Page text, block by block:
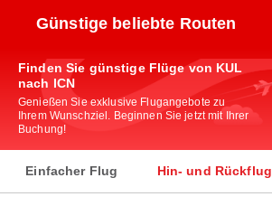
Günstige beliebte Routen
Finden Sie günstige Flüge von KUL
nach ICN
Genießen Sie exklusive Flugangebote zu
Ihrem Wunschziel. Beginnen Sie jetzt mit Ihrer
Buchung!
Einfacher Flug Hin- und Rückflug